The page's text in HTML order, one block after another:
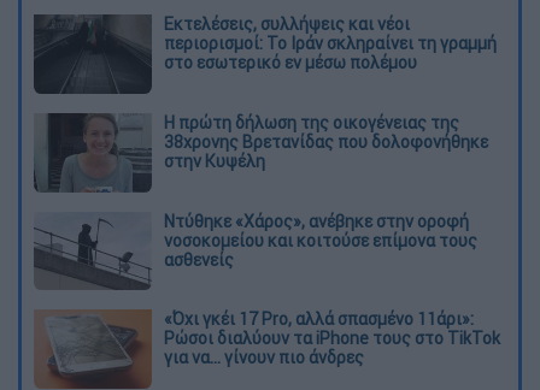
Εκτελέσεις, συλλήψεις και νέοι
περιορισμοί: Το Ιράν σκληραίνει τη γραμμή
στο εσωτερικό εν μέσω πολέμου
Η πρώτη δήλωση της οικογένειας της
38χρονης Βρετανίδας που δολοφονήθηκε
στην Κυψέλη
Ντύθηκε «Χάρος», ανέβηκε στην οροφή
νοσοκομείου και κοιτούσε επίμονα τους
ασθενείς
«Όχι γκέι 17 Pro, αλλά σπασμένο 11άρι»:
Ρώσοι διαλύουν τα iPhone τους στο TikTok
για να... γίνουν πιο άνδρες